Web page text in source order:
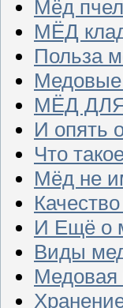
Мёд
МЁД
Польза
МЁД
И опять
Что
Мёд не
И Ещё о
Виды
Медовая